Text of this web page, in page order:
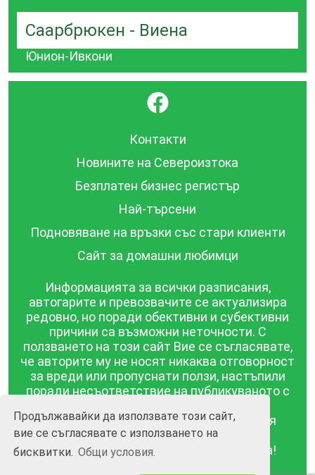
Продължавайки да използвате този сайт,
вие се съгласявате с използването на
бисквитки. Общи условия.
Саарбрюкен - Виена
Юнион-Ивкони
}
Контакти
Новините на Североизтока
Безплатен бизнес регистър
Най-търсени
Подновяване на връзки със стари клиенти
Сайт за домашни любимци
Информацията за всички разписания,
автогарите и превозвачите се актуализира
редовно, но поради обективни и субективни
причини са възможни неточности. С
ползването на този сайт Вие се съгласявате,
че авторите му не носят никаква отговорност
за вреди или пропуснати ползи, настъпили
поради несъответствие на публикуваното с
публикувана в този сайт се предоставя
такава каквато е, без гаранция за
съответствието ѝ с действителността!